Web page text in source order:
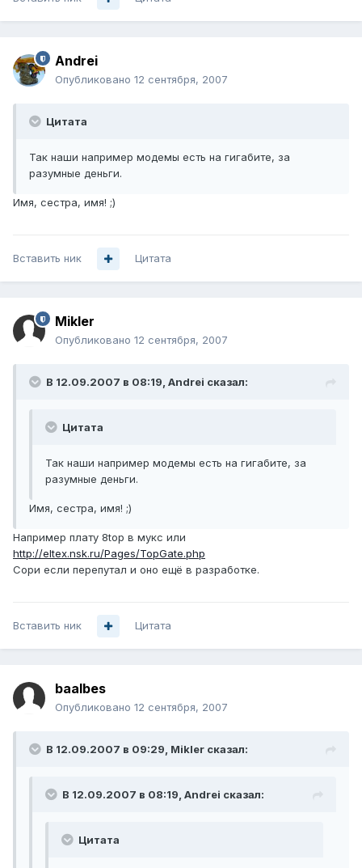
Andrei
Опубликовано 12 сентября, 2007
Цитата
Так наши например модемы есть на гигабите, за
разумные деньги.
Имя, сестра, имя! ;)
Вставить ник Цитата
Mikler
Опубликовано 12 сентября, 2007
В 12.09.2007 в 08:19, Andrei сказал:
Цитата
Так наши например модемы есть на гигабите, за
разумные деньги.
Имя, сестра, имя! ;)
Например плату 8top в мукс или
http://eltex.nsk.ru/Pages/TopGate.php
Сори если перепутал и оно ещё в разработке.
Вставить ник Цитата
baalbes
Опубликовано 12 сентября, 2007
В 12.09.2007 в 09:29, Mikler сказал:
В 12.09.2007 в 08:19, Andrei сказал:
Цитата